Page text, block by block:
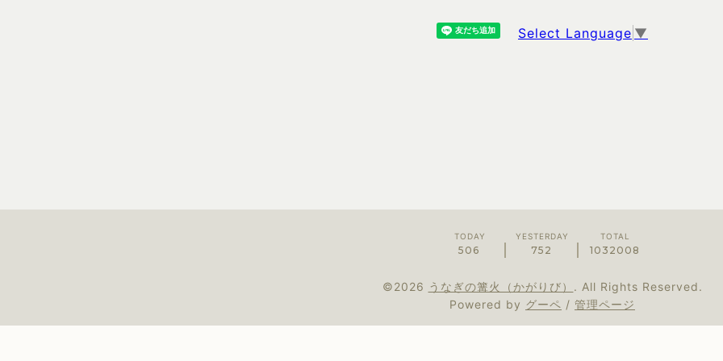
Select Language ▼
TODAY
506
YESTERDAY
752
TOTAL
1032008
©2026 うなぎの篝火（かがりび） . All Rights Reserved.
Powered by グーペ / 管理ページ